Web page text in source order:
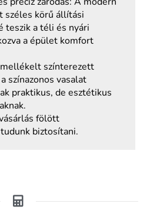
széles körű állítási
teszik a téli és nyári
a épület komfort
színterezett
színazonos vasalat
praktikus, de esztétikus
fölött
biztosítani.